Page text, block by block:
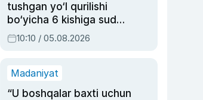
tushgan yo‘l qurilishi
bo‘yicha 6 kishiga sud
hukmi o‘qildi
10:10 / 05.08.2026
Madaniyat
“U boshqalar baxti uchun